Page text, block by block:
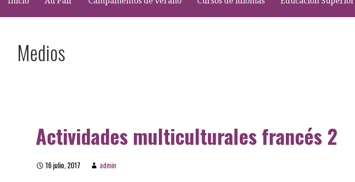
Medios
Actividades multiculturales francés 2
16 julio, 2017 admin